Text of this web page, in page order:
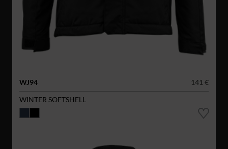
WJ94
141 €
WINTER SOFTSHELL